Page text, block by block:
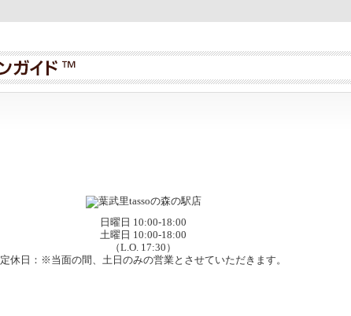
日曜日 10:00-18:00
土曜日 10:00-18:00
（L.O. 17:30）
定休日：※当面の間、土日のみの営業とさせていただきます。